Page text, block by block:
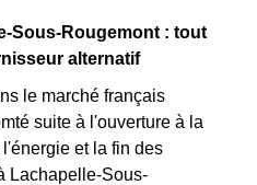
Sous-Rougemont : tout
alternatif
le marché français
suite à l'ouverture à la
et la fin des
Lachapelle-Sous-